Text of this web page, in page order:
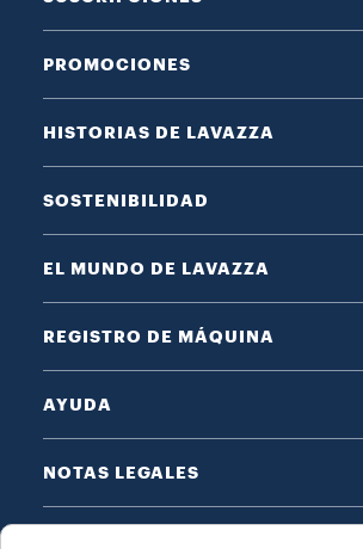
PROMOCIONES
HISTORIAS DE LAVAZZA
SOSTENIBILIDAD
EL MUNDO DE LAVAZZA
REGISTRO DE MÁQUINA
AYUDA
NOTAS LEGALES